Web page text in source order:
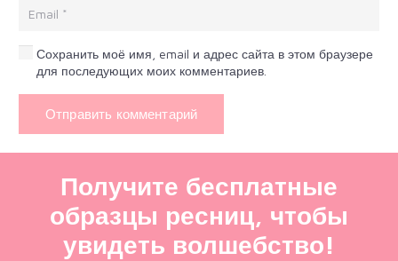
Сохранить моё имя, email и адрес сайта в этом браузере
для последующих моих комментариев.
Отправить комментарий
Получите бесплатные
образцы ресниц, чтобы
увидеть волшебство!